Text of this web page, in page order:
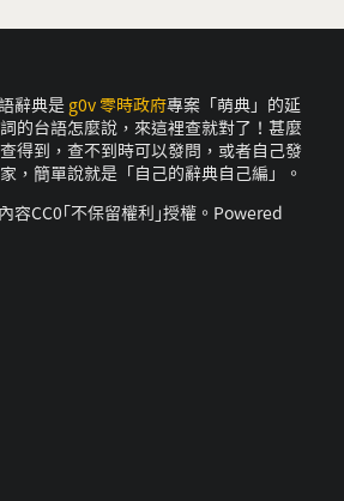
辭典是 g0v 零時政府專案「萌典」的延
的台語怎麼說，來這裡查就對了！甚麼
得到，查不到時可以發問，或者自己發
，簡單說就是「自己的辭典自己編」。
容CC0｢不保留權利｣授權。Powered